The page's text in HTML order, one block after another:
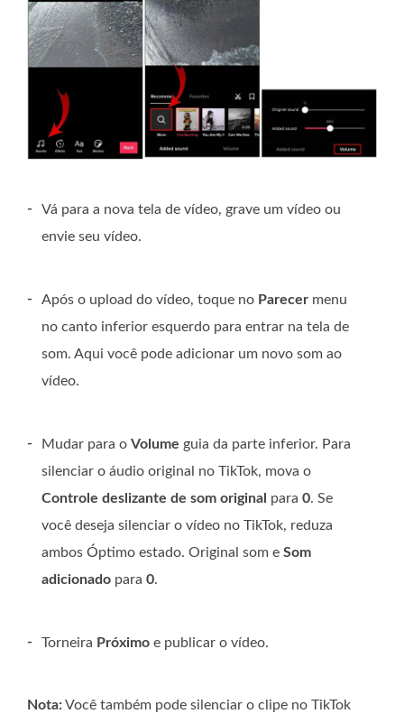
-
Vá para a nova tela de vídeo, grave um vídeo ou
envie seu vídeo.
- Após o upload do vídeo, toque no Parecer menu
no canto inferior esquerdo para entrar na tela de
som. Aqui você pode adicionar um novo som ao
vídeo.
- Mudar para o Volume guia da parte inferior. Para
silenciar o áudio original no TikTok, mova o
Controle deslizante de som original para 0. Se
você deseja silenciar o vídeo no TikTok, reduza
ambos Óptimo estado. Original som e Som
adicionado para 0.
- Torneira Próximo e publicar o vídeo.
Nota:Você também pode silenciar o clipe no TikTok